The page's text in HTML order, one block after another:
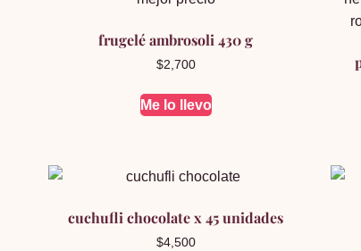
frugelé ambrosoli 430 g
$2,700
Me lo llevo
cuchufli chocolate x 45 unidades
$4,500